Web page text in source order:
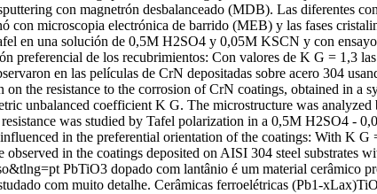
con magnetrón desbalanceado (MDB). Las diferentes
con microscopia electrónica de barrido (MEB) y las fases
en una solución de 0,5M H2SO4 y 0,05M KSCN y con
preferencial de los recubrimientos: Con valores de K G = 1,3
en las películas de CrN depositadas sobre acero 304
the resistance to the corrosion of CrN coatings, obtained in
unbalanced coefficient K G. The microstructure was
was studied by Tafel polarization in a 0,5M H2SO4 -
in the preferential orientation of the coatings: With K
in the coatings deposited on AISI 304 steel substrates
PbTiO3 dopado com lantânio é um material cerâmico
com muito detalhe. Cerâmicas ferroelétricas (Pb1-